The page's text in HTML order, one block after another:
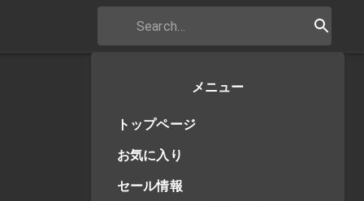
メニュー
トップページ
お気に入り
セール情報